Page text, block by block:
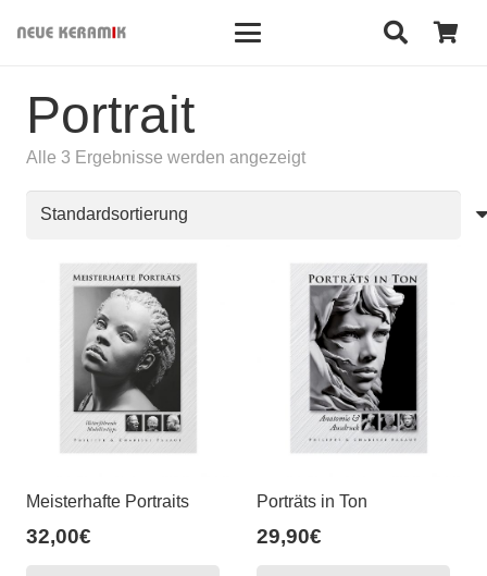
Portrait
Alle 3 Ergebnisse werden angezeigt
Meisterhafte Portraits
32,00€
Porträts in Ton
29,90€